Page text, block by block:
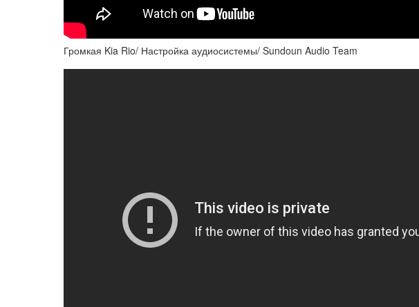
Громкая Kia Rio/ Настройка аудиосистемы/ Sundoun Audio Team